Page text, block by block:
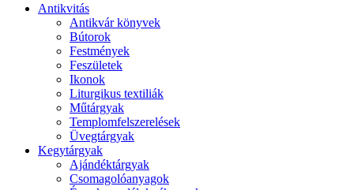
Antikvitás
Antikvár könyvek
Bútorok
Festmények
Feszületek
Ikonok
Liturgikus textiliák
Műtárgyak
Templomfelszerelések
Üvegtárgyak
Kegytárgyak
Ajándéktárgyak
Csomagolóanyagok